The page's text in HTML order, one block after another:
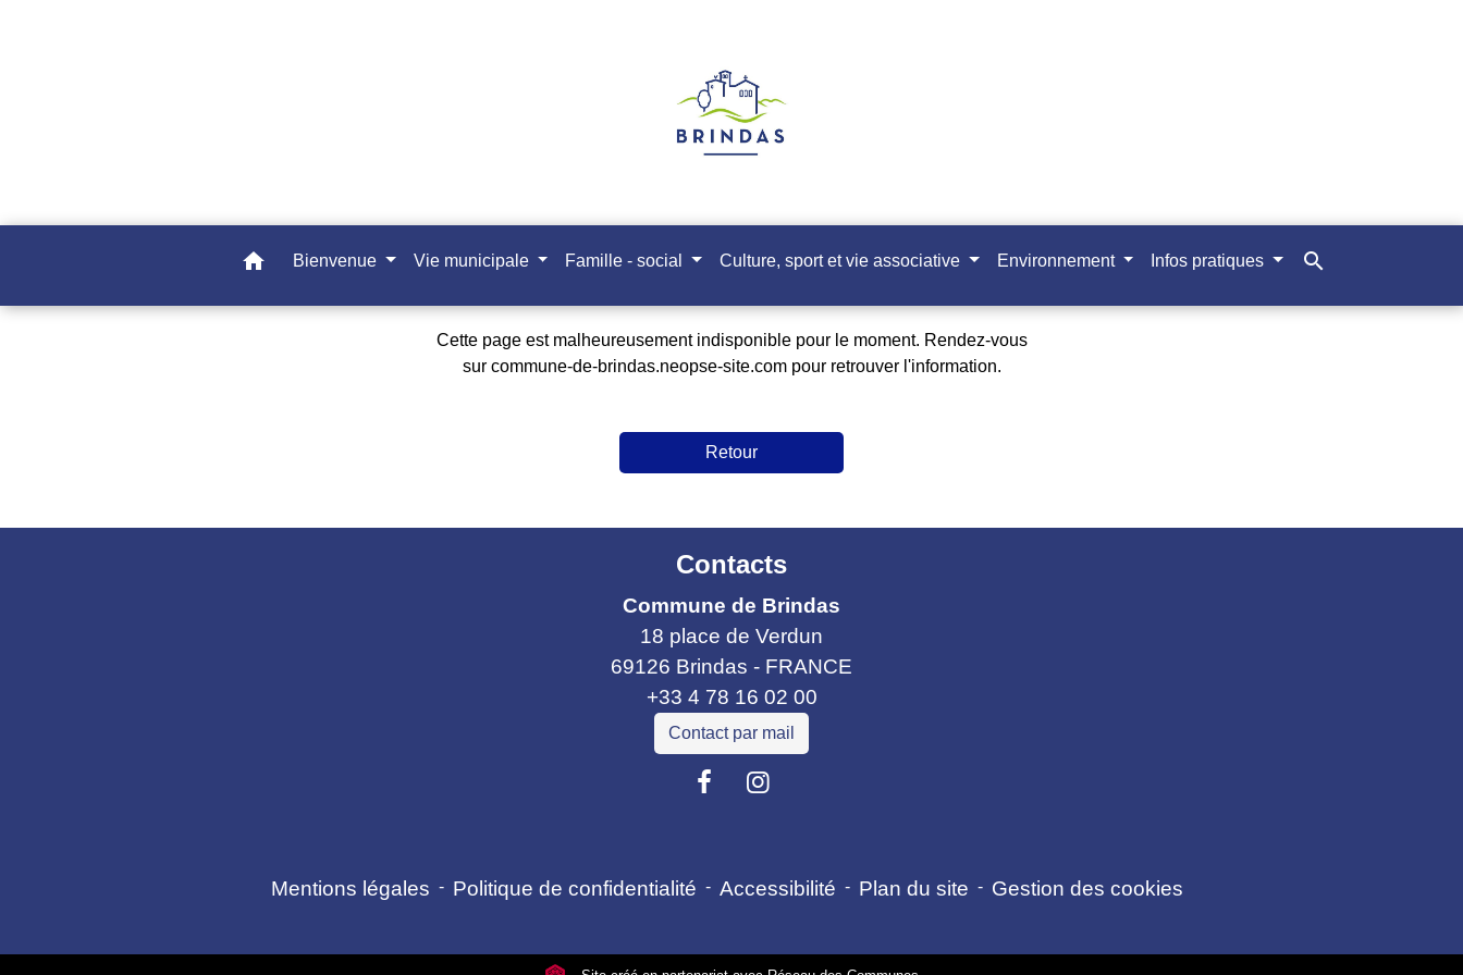
home Bienvenue Vie municipale Famille - social Culture, sport et vie associative Environnement Infos pratiques search
Cette page est malheureusement indisponible pour le moment. Rendez-vous
sur commune-de-brindas.neopse-site.compour retrouver l'information.
Retour
Contacts
Commune de Brindas
18 place de Verdun
69126 Brindas - FRANCE
+33 4 78 16 02 00
Contact par mail
Mentions légales - Politique de confidentialité - Accessibilité - Plan du site - Gestion des cookies